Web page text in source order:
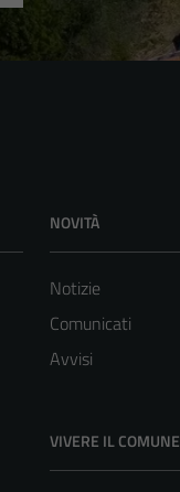
NOVITÀ
Notizie
Comunicati
Avvisi
VIVERE IL COMUNE